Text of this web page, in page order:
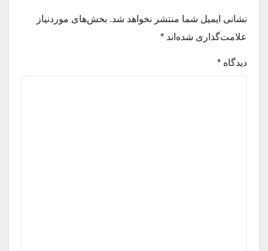
نشانی ایمیل شما منتشر نخواهد شد. بخش‌های موردنیاز
علامت‌گذاری شده‌اند *
دیدگاه *